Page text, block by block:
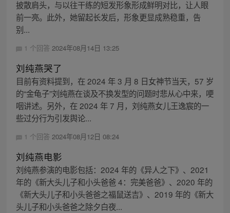
披散肩头，与以往干练的短发形象形成鲜明对比，让人眼
前一亮。此外，她留起长发后，形象更显成熟稳重，告
别...
1 个回答 2024年08月14日 13:25
刘纯燕哭了
目前有资料提到，在 2024 年 3 月 8 日女神节当天，57 岁
的“金龟子”刘纯燕在谈及不换发型的问题时悲从心中来，哽
咽讲述。另外，在 2024 年 7 月，刘纯燕女儿王逸宸的一
些过分行为引发舆论...
1 个回答 2024年08月12日 08:24
刘纯燕电影
刘纯燕参演的电影包括：2024 年的《异人之下》、2021
年的《新大头儿子和小头爸爸 4：完美爸爸》、2020 年的
《新大头儿子和小头爸爸之福鼠送吉》、2019 年的《新大
头儿子和小头爸爸之除夕白夜...